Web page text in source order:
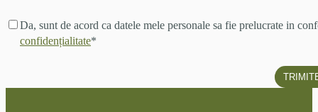
Acord
prelucrare
Da, sunt de acord ca datele mele personale sa fie prelucrate in
confidențialitate*